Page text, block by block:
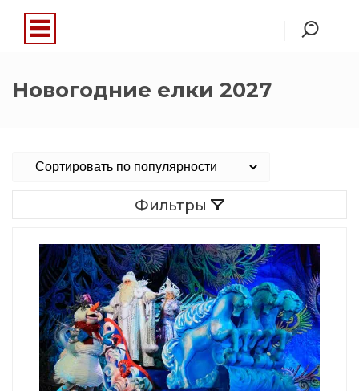
Новогодние елки 2027
Фильтры